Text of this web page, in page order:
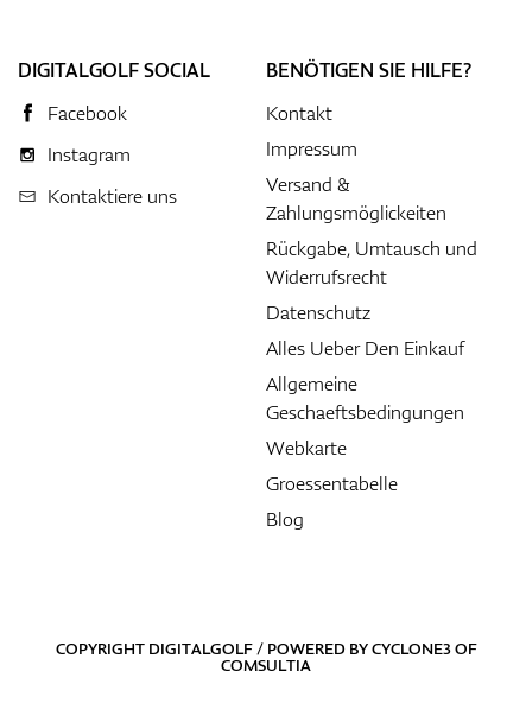
DIGITALGOLF SOCIAL
Facebook
Instagram
Kontaktiere uns
BENÖTIGEN SIE HILFE?
Kontakt
Impressum
Versand &
Zahlungsmöglickeiten
Rückgabe, Umtausch und
Widerrufsrecht
Datenschutz
Alles Ueber Den Einkauf
Allgemeine
Geschaeftsbedingungen
Webkarte
Groessentabelle
Blog
COPYRIGHT DIGITALGOLF / POWERED BYCYCLONE3OF
COMSULTIA